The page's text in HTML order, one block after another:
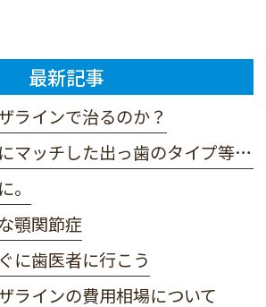
最新記事
ラインで治るのか？
ッチした出っ歯のタイプ等解説
。
顎関節症
に歯医者に行こう
ラインの費用相場について